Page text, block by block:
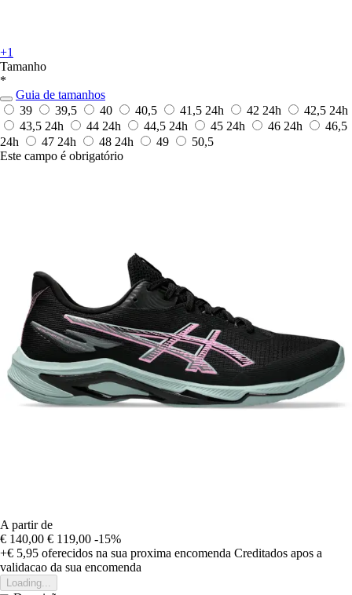
+1
Tamanho
*
Guia de tamanhos
39
39,5 40 40,5 41,5 24h 42 24h 42,5 24h
43,5 24h 44 24h 44,5 24h 45 24h 46 24h
46,5
24h
47 24h 48 24h 49
50,5
Este campo é obrigatório
A partir de
€ 140,00 € 119,00 -15%
+€ 5,95 oferecidos na sua proxima encomenda Creditados apos a
validacao da sua encomenda
Loading...